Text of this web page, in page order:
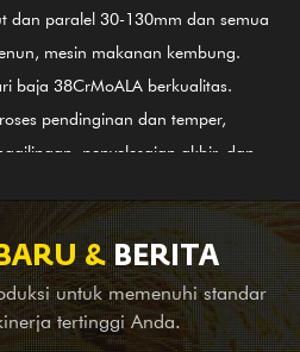
dan paralel 30-130mm dan semua
mesin makanan kembung.
baja 38CrMoALA berkualitas.
pendinginan dan temper,
penyelesaian akhir, dan
internasional. Silinder sekrup
(baja 3# terbaru) GⅡ 113 juga
pertama kami; ini berlaku untuk
(PTA). Selain menyediakan
& BERITA
untuk memenuhi standar
tertinggi Anda.